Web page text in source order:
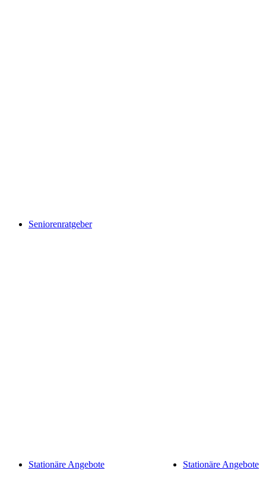
Seniorenratgeber
Stationäre Angebote Stationäre Angebote